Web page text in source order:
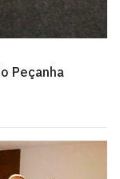
Peçanha